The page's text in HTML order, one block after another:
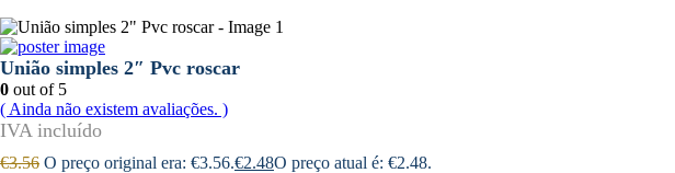
União simples 2″ Pvc roscar
0 out of 5
( Ainda não existem avaliações. )
€3.56 O preço original era: €3.56.€2.48O preço atual é: €2.48.